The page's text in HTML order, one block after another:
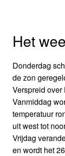
Het
Donderdag
de zon
Verspreid
Vanmiddag
temperatuur
uit west tot
Vrijdag
en wordt het